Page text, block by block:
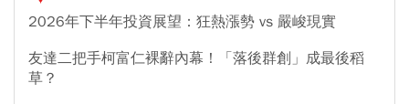
2026年下半年投資展望：狂熱漲勢 vs 嚴峻現實
友達二把手柯富仁裸辭內幕！「落後群創」成最後稻
草？